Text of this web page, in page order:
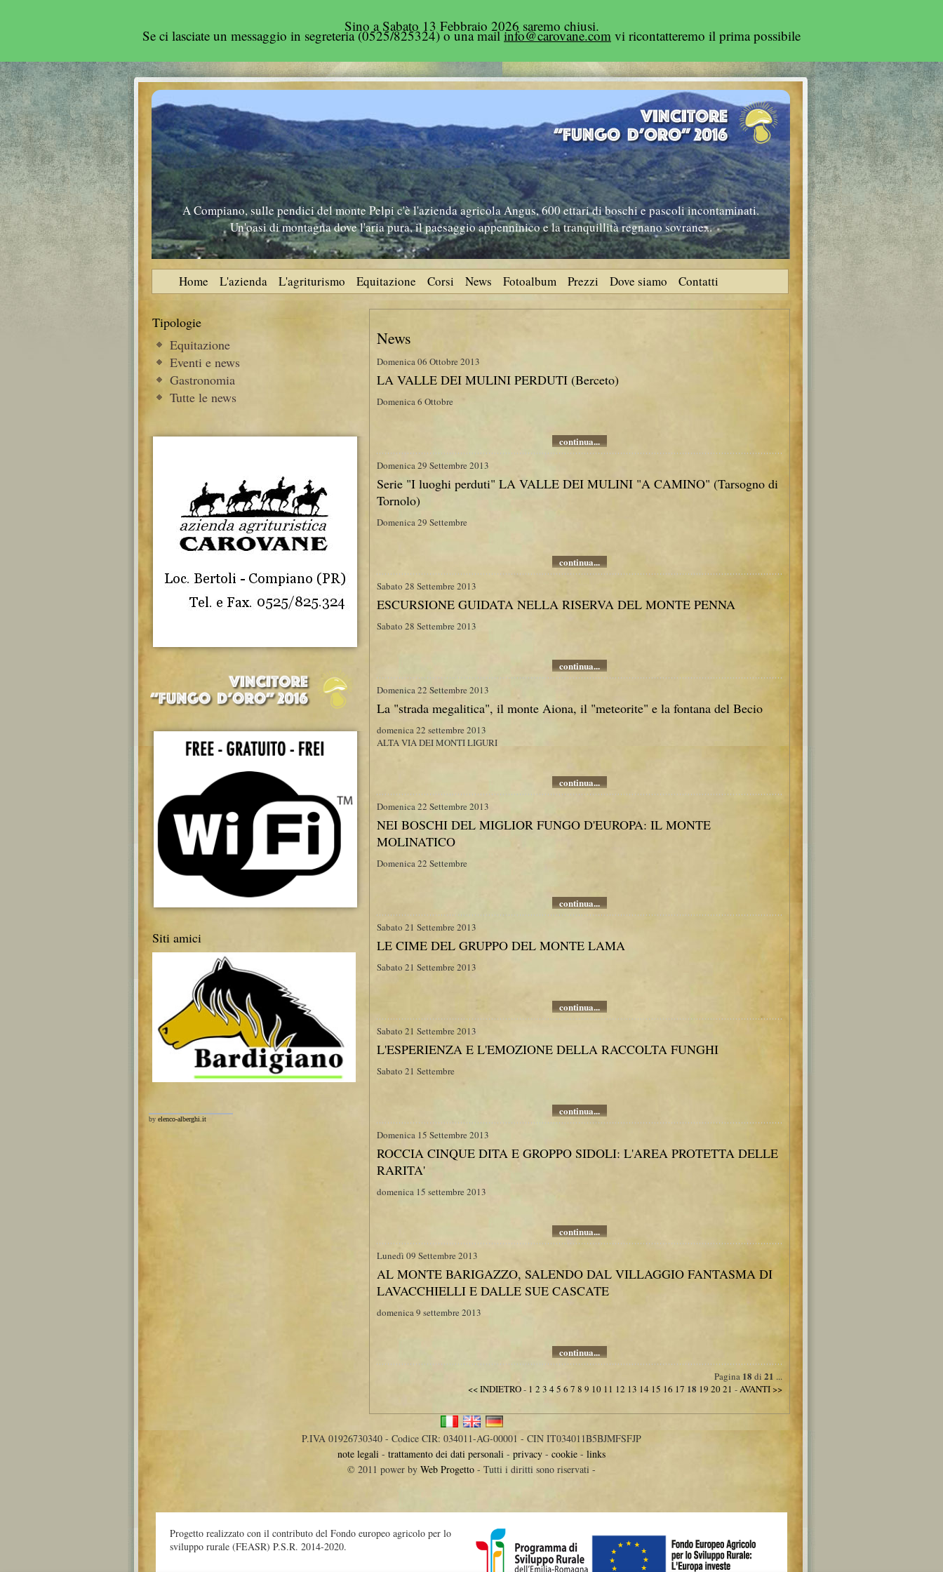
Sino a Sabato 13 Febbraio 2026 saremo chiusi.
Se ci lasciate un messaggio in segreteria (0525/825324) o una mailinfo@carovane.com vi ricontatteremo il prima possibile
A Compiano, sulle pendici del monte Pelpi c'è l'azienda agricola Angus, 600 ettari di boschi e pascoli incontaminati.
Un'oasi di montagna dove l'aria pura, il paesaggio appenninico e la tranquillità regnano sovrane...
Home L'azienda L'agriturismo Equitazione Corsi News Fotoalbum Prezzi Dove siamo Contatti
Tipologie
Equitazione
Eventi e news
Gastronomia
Tutte le news
Siti amici
by elenco-alberghi.it
News
Domenica 06 Ottobre 2013
LA VALLE DEI MULINI PERDUTI (Berceto)
Domenica 6 Ottobre
continua...
Domenica 29 Settembre 2013
Serie "I luoghi perduti" LA VALLE DEI MULINI "A CAMINO" (Tarsogno di
Tornolo)
Domenica 29 Settembre
continua...
Sabato 28 Settembre 2013
ESCURSIONE GUIDATA NELLA RISERVA DEL MONTE PENNA
Sabato 28 Settembre 2013
continua...
Domenica 22 Settembre 2013
La "strada megalitica", il monte Aiona, il "meteorite" e la fontana del Becio
domenica 22 settembre 2013
ALTA VIA DEI MONTI LIGURI
continua...
Domenica 22 Settembre 2013
NEI BOSCHI DEL MIGLIOR FUNGO D'EUROPA: IL MONTE
MOLINATICO
Domenica 22 Settembre
continua...
Sabato 21 Settembre 2013
LE CIME DEL GRUPPO DEL MONTE LAMA
Sabato 21 Settembre 2013
continua...
Sabato 21 Settembre 2013
L'ESPERIENZA E L'EMOZIONE DELLA RACCOLTA FUNGHI
Sabato 21 Settembre
continua...
Domenica 15 Settembre 2013
ROCCIA CINQUE DITA E GROPPO SIDOLI: L'AREA PROTETTA DELLE
RARITA'
domenica 15 settembre 2013
continua...
Lunedì 09 Settembre 2013
AL MONTE BARIGAZZO, SALENDO DAL VILLAGGIO FANTASMA DI
LAVACCHIELLI E DALLE SUE CASCATE
domenica 9 settembre 2013
continua...
Pagina 18 di 21 ...
<< INDIETRO- 1 2 3 45 6 7 8 9 10 11 12 13 14 15 16 17 18 19 2021 -AVANTI >>
P.IVA 01926730340 - Codice CIR: 034011-AG-00001 - CIN IT034011B5BJMFSFJP
note legali - trattamento dei dati personali - privacy - cookie - links
© 2011 power by Web Progetto - Tutti i diritti sono riservati -
Progetto realizzato con il contributo del Fondo europeo agricolo per lo
sviluppo rurale (FEASR) P.S.R. 2014-2020.